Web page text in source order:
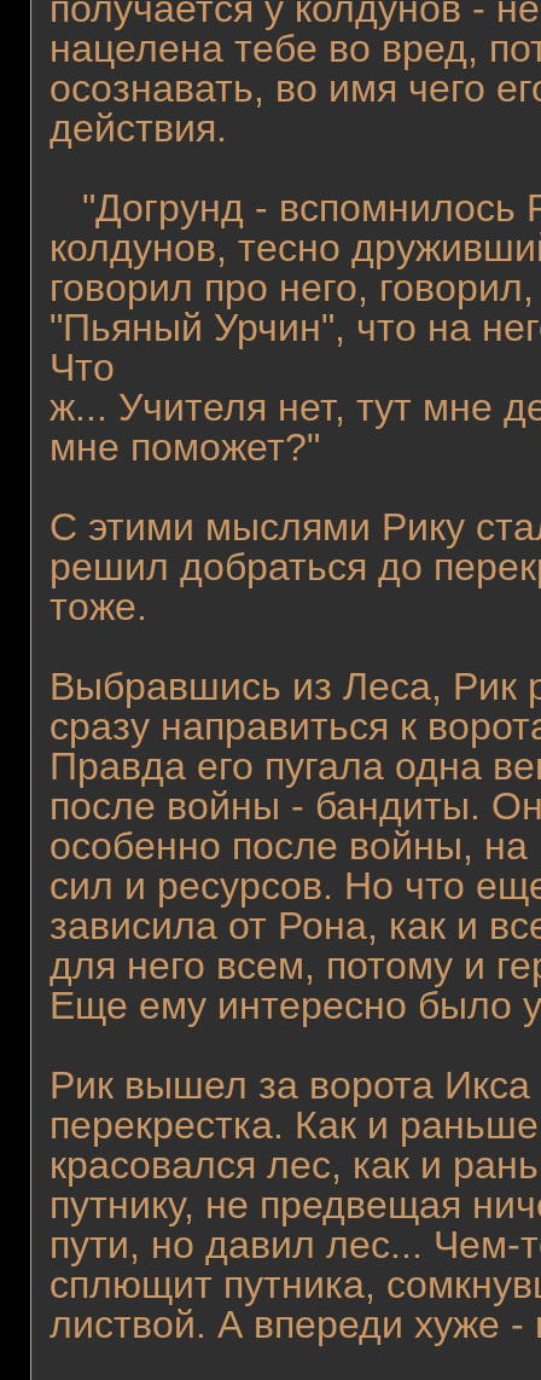
нацелена тебе во вред,
осознавать, во имя чего
действия.
"Догрунд - вспомнилось
колдунов, тесно
говорил про него,
"Пьяный Урчин", что на
Что
ж... Учителя нет, тут мне
мне поможет?"
С этими мыслями Рику
решил добраться до
тоже.
Выбравшись из Леса, Рик
сразу направиться к
Правда его пугала одна
после войны - бандиты.
особенно после войны,
сил и ресурсов. Но что
зависила от Рона, как и
для него всем, потому и
Еще ему интересно было
Рик вышел за ворота
перекрестка. Как и
красовался лес, как и
путнику, не предвещая
пути, но давил лес... Чем-
сплющит путника,
листвой. А впереди хуже -